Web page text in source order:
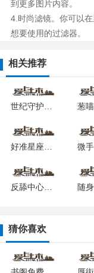
到更多图片内容。
4.时尚滤镜。你可以
想要使用的过滤器。
相关推荐
世纪守护客户端2024安卓最新下载
反舔中心app软件下载最新版
猜你喜欢